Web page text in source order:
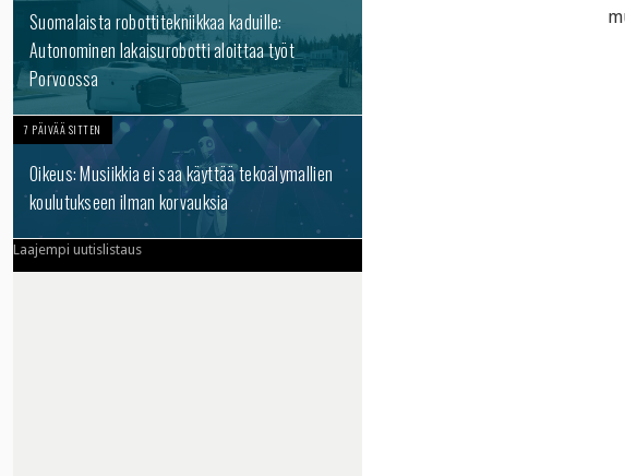
Suomalaista robottitekniikkaa kaduille:
Autonominen lakaisurobotti aloittaa työt
Porvoossa
7 PÄIVÄÄ SITTEN
Oikeus: Musiikkia ei saa käyttää tekoälymallien
koulutukseen ilman korvauksia
Laajempi uutislistaus